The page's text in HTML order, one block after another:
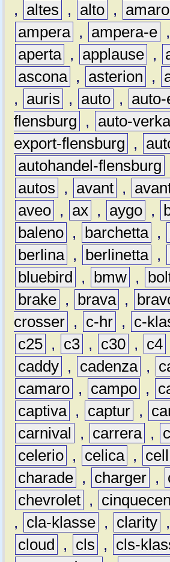
,
altes , alto ,
ampera , ampera-e ,
aperta , applause ,
ascona , asterion ,
,
auris , auto ,
flensburg
,
auto-
export-flensburg
,
autohandel-flensburg
autos
, avant ,
aveo , ax , aygo ,
baleno , barchetta ,
berlina , berlinetta ,
bluebird
, bmw ,
brake , brava ,
crosser , c-hr , c-
c25 , c3 , c30 , c4
caddy , cadenza ,
camaro , campo ,
captiva , captur ,
carnival
, carrera ,
celerio , celica , cell
charade , charger ,
chevrolet ,
,
cla-klasse , clarity ,
cloud
, cls , cls-